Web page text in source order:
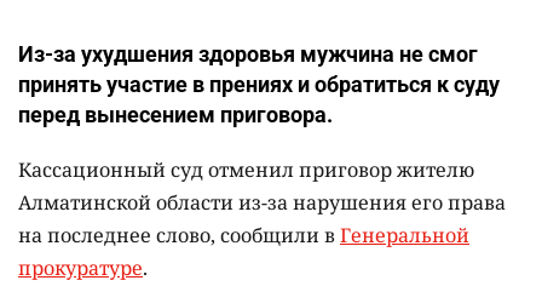
Из-за ухудшения здоровья мужчина не смог
принять участие в прениях и обратиться к суду
перед вынесением приговора.
Кассационный суд отменил приговор жителю
Алматинской области из-за нарушения его права
на последнее слово, сообщили вГенеральной
прокуратуре.